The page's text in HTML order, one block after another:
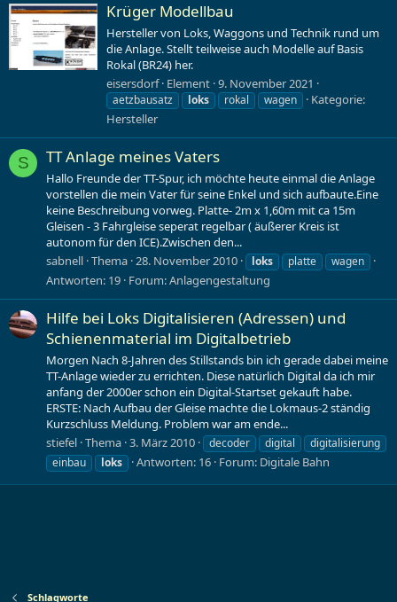
Krüger Modellbau
Hersteller von Loks, Waggons und Technik rund um
die Anlage. Stellt teilweise auch Modelle auf Basis
Rokal (BR24) her.
eisersdorf Element 9. November 2021
aetzbausatz loks rokal wagen
Kategorie:
Hersteller
S TT Anlage meines Vaters
Hallo Freunde der TT-Spur, ich möchte heute einmal die Anlage
vorstellen die mein Vater für seine Enkel und sich aufbaute.Eine
keine Beschreibung vorweg. Platte- 2m x 1,60m mit ca 15m
Gleisen - 3 Fahrgleise seperat regelbar ( äußerer Kreis ist
autonom für den ICE).Zwischen den...
sabnell Thema 28. November 2010 loks platte wagen
Antworten: 19 Forum:Anlagengestaltung
Hilfe bei Loks Digitalisieren (Adressen) und
Schienenmaterial im Digitalbetrieb
Morgen Nach 8-Jahren des Stillstands bin ich gerade dabei meine
TT-Anlage wieder zu errichten. Diese natürlich Digital da ich mir
anfang der 2000er schon ein Digital-Startset gekauft habe.
ERSTE: Nach Aufbau der Gleise machte die Lokmaus-2 ständig
Kurzschluss Meldung. Problem war am ende...
stiefel Thema 3. März 2010 decoder digital
digitalisierung
einbau
loks Antworten: 16 Forum: Digitale Bahn
Schlagworte